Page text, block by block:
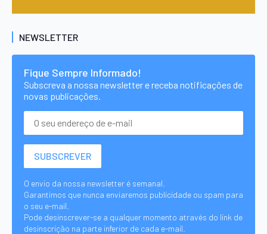
NEWSLETTER
Fique Sempre Informado!
Subscreva a nossa newsletter e receba notificações de
novas publicações.
O envio da nossa newsletter é semanal.
Garantimos que nunca enviaremos publicidade ou spam para
o seu e-mail.
Pode desinscrever-se a qualquer momento através do link de
desinscrição na parte inferior de cada e-mail.